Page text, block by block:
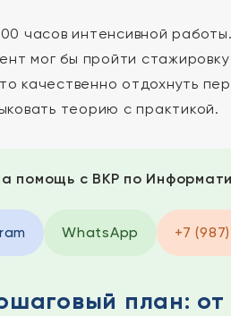
часов интенсивной
мог бы пройти
качественно отдохнуть
теорию с практикой.
помощь с ВКР по
WhatsApp +7
план: